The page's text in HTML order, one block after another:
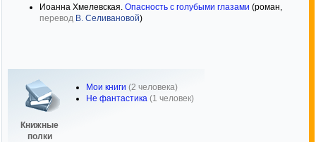
Иоанна Хмелевская. Опасность с голубыми глазами (роман,
перевод В. Селивановой)
Книжные
полки
Мои книги (2 человека)
Не фантастика (1 человек)